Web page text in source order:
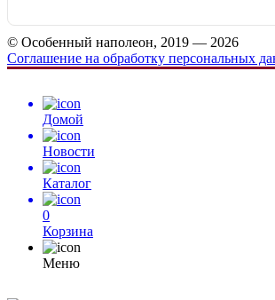
© Особенный наполеон, 2019 — 2026
Соглашение на обработку персональных
Домой
Новости
Каталог
0
Корзина
Меню